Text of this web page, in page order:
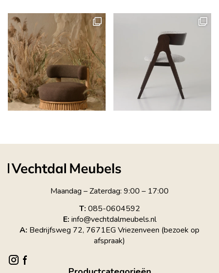
Maandag – Zaterdag: 9:00 – 17:00
T: 085-0604592
E: info@vechtdalmeubels.nl
A: Bedrijfsweg 72, 7671EG Vriezenveen (bezoek op
afspraak)